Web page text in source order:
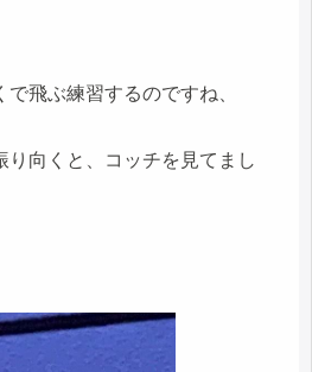
飛ぶ練習するのですね、
り向くと、コッチを見てまし